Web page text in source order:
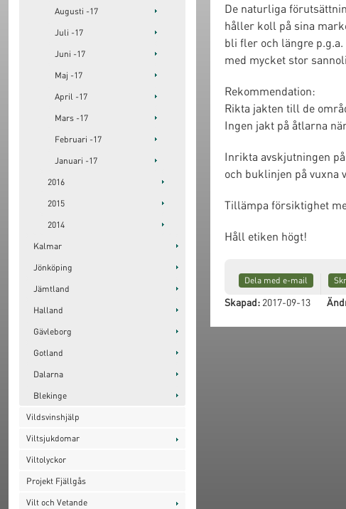
Augusti -17
Juli -17
Juni -17
Maj -17
April -17
Mars -17
Februari -17
Januari -17
2016
2015
2014
Kalmar
Jönköping
Jämtland
Halland
Gävleborg
Gotland
Dalarna
Blekinge
Vildsvinshjälp
Viltsjukdomar
Viltolyckor
Projekt Fjällgås
Vilt och Vetande
De naturliga
håller koll på sina
bli fler och längre
med mycket stor
Rekommendation:
Rikta jakten till de
Ingen jakt på åtlarna
Inrikta avskjutningen
och buklinjen på vuxna
Tillämpa försiktighet
Håll etiken högt!
Dela med e-mail
Skapad:2017-09-13